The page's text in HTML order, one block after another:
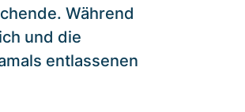
Während
und die
entlassenen